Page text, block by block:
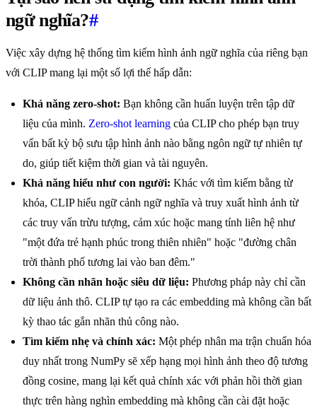
ngữ nghĩa?#
Việc xây dựng hệ thống tìm kiếm hình ảnh ngữ nghĩa của riêng bạn
với CLIP mang lại một số lợi thế hấp dẫn:
Khả năng zero-shot: Bạn không cần huấn luyện trên tập dữ
liệu của mình. Zero-shot learning của CLIP cho phép bạn truy
vấn bất kỳ bộ sưu tập hình ảnh nào bằng ngôn ngữ tự nhiên tự
do, giúp tiết kiệm thời gian và tài nguyên.
Khả năng hiểu như con người: Khác với tìm kiếm bằng từ
khóa, CLIP hiểu ngữ cảnh ngữ nghĩa và truy xuất hình ảnh từ
các truy vấn trừu tượng, cảm xúc hoặc mang tính liên hệ như
"một đứa trẻ hạnh phúc trong thiên nhiên" hoặc "đường chân
trời thành phố tương lai vào ban đêm."
Không cần nhãn hoặc siêu dữ liệu: Phương pháp này chỉ cần
dữ liệu ảnh thô. CLIP tự tạo ra các embedding mà không cần bất
kỳ thao tác gắn nhãn thủ công nào.
Tìm kiếm nhẹ và chính xác: Một phép nhân ma trận chuẩn hóa
duy nhất trong NumPy sẽ xếp hạng mọi hình ảnh theo độ tương
đồng cosine, mang lại kết quả chính xác với phản hồi thời gian
thực trên hàng nghìn embedding mà không cần cài đặt hoặc